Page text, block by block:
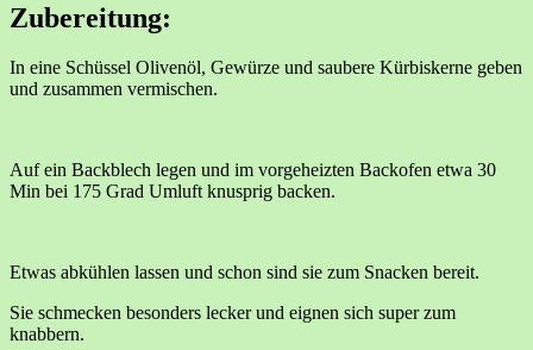
Zubereitung:
In eine Schüssel Olivenöl, Gewürze und saubere Kürbiskerne geben
und zusammen vermischen.
Auf ein Backblech legen und im vorgeheizten Backofen etwa 30
Min bei 175 Grad Umluft knusprig backen.
Etwas abkühlen lassen und schon sind sie zum Snacken bereit.
Sie schmecken besonders lecker und eignen sich super zum
knabbern.